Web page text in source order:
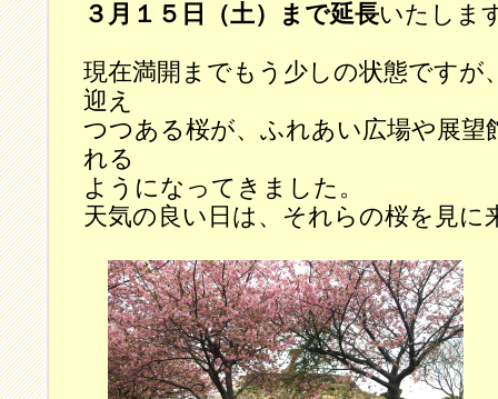
３月１５日（土）まで延長いたしま
現在満開までもう少しの状態ですが
迎え
つつある桜が、ふれあい広場や展望
れる
ようになってきました。
天気の良い日は、それらの桜を見に